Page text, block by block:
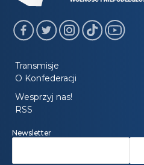
Transmisje
O Konfederacji
Wesprzyj nas!
RSS
Newsletter